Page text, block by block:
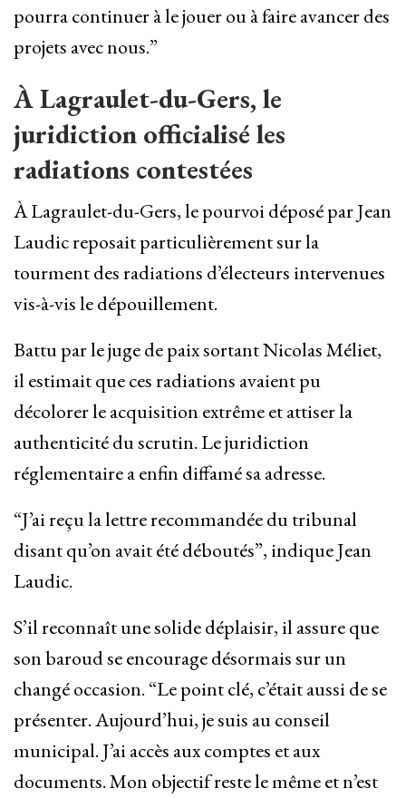
pourra continuer à le jouer ou à faire avancer des
projets avec nous.”
À Lagraulet-du-Gers, le
juridiction officialisé les
radiations contestées
À Lagraulet-du-Gers, le pourvoi déposé par Jean
Laudic reposait particulièrement sur la
tourment des radiations d’électeurs intervenues
vis-à-vis le dépouillement.
Battu par le juge de paix sortant Nicolas Méliet,
il estimait que ces radiations avaient pu
décolorer le acquisition extrême et attiser la
authenticité du scrutin. Le juridiction
réglementaire a enfin diffamé sa adresse.
“J’ai reçu la lettre recommandée du tribunal
disant qu’on avait été déboutés”, indique Jean
Laudic.
S’il reconnaît une solide déplaisir, il assure que
son baroud se encourage désormais sur un
changé occasion. “Le point clé, c’était aussi de se
présenter. Aujourd’hui, je suis au conseil
municipal. J’ai accès aux comptes et aux
documents. Mon objectif reste le même et n’est